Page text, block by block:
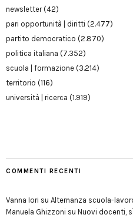
newsletter(42)
pari opportunità | diritti (2.477)
partito democratico (2.870)
politica italiana (7.352)
scuola | formazione (3.214)
territorio (116)
università | ricerca (1.919)
COMMENTI RECENTI
Vanna Iori su Alternanza scuola-
Manuela Ghizzoni su Nuovi docenti,